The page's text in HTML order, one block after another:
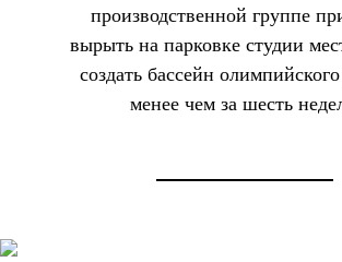
производственной группе
вырыть на парковке студии
создать бассейн
менее чем за шесть